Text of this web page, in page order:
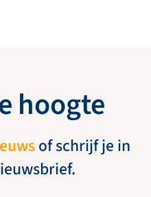
hoogte
of schrijf je in